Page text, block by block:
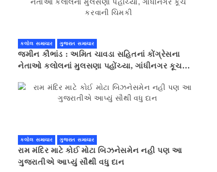
કલોલ સમાચાર ગુજરાત સમાચાર
જમીન કૌભાંડ : અમિત ચાવડા સહિતનાં કોંગ્રેસના
નેતાઓ કલોલનાં મુલસણા પહોંચ્યા, ગાંધીનગર કૂચ
કલોલ સમાચાર ગુજરાત સમાચાર
રામ મંદિર માટે કોઈ મોટા બિઝનેસમેન નહી પણ આ
ગુજરાતીએ આપ્યું સૌથી વધુ દાન